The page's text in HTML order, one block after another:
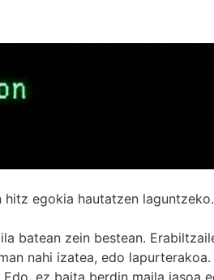
egokia hautatzen laguntzeko.
batean zein bestean.
nahi izatea, edo lapurterakoa.